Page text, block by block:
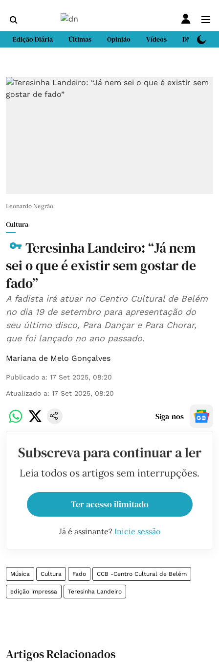
Edição Diária Últimas Opinião Vídeos DN Sport
Leonardo Negrão
Cultura
Teresinha Landeiro: “Já nem
sei o que é existir sem gostar de
fado”
A fadista irá atuar no Centro Cultural de Belém
no dia 19 de setembro para apresentação do
seu último disco, Para Dançar e Para Chorar,
que foi lançado no ano passado.
Mariana de Melo Gonçalves
Publicado a: 17 Set 2025, 08:20
Atualizado a: 17 Set 2025, 08:20
Siga-nos
Subscreva para continuar a ler
Leia todos os artigos sem interrupções.
Ter acesso ilimitado
Já é assinante? Inicie sessão
Música Cultura Fado CCB -Centro Cultural de Belém
edição impressa Teresinha Landeiro
Artigos Relacionados